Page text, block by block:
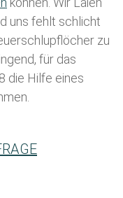
uns fehlt schlicht
zu
für das
die Hilfe eines